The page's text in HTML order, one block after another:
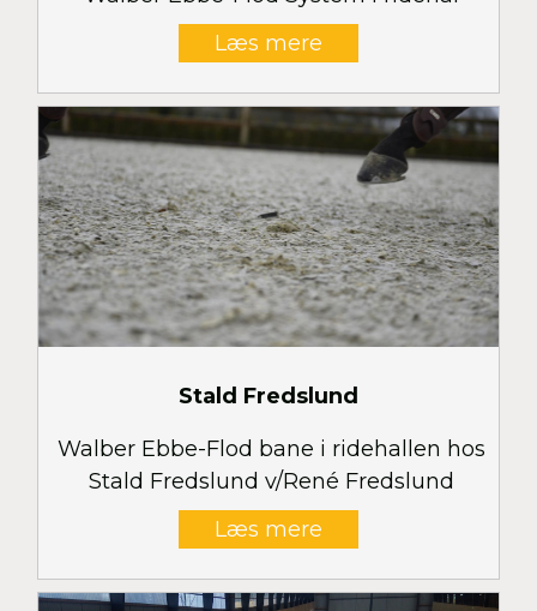
Læs mere
Stald Fredslund
Walber Ebbe-Flod bane i ridehallen hos
Stald Fredslund v/René Fredslund
Læs mere